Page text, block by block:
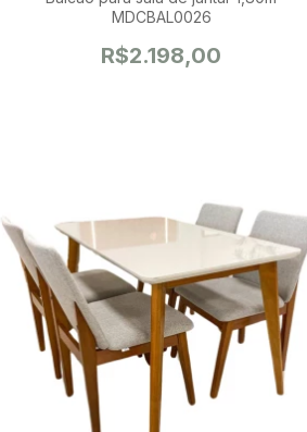
MDCBAL0026
R$2.198,00